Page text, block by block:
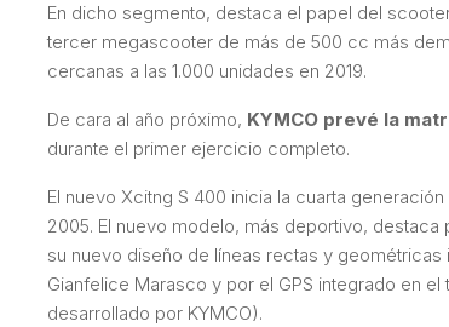
En dicho segmento, destaca el papel del
tercer megascooter de más de 500 cc más
cercanas a las 1.000 unidades en 2019.
De cara al año próximo, KYMCO prevé la
durante el primer ejercicio completo.
El nuevo Xcitng S 400 inicia la cuarta
2005. El nuevo modelo, más deportivo, destaca
su nuevo diseño de líneas rectas y
Gianfelice Marasco y por el GPS integrado en
desarrollado por KYMCO).